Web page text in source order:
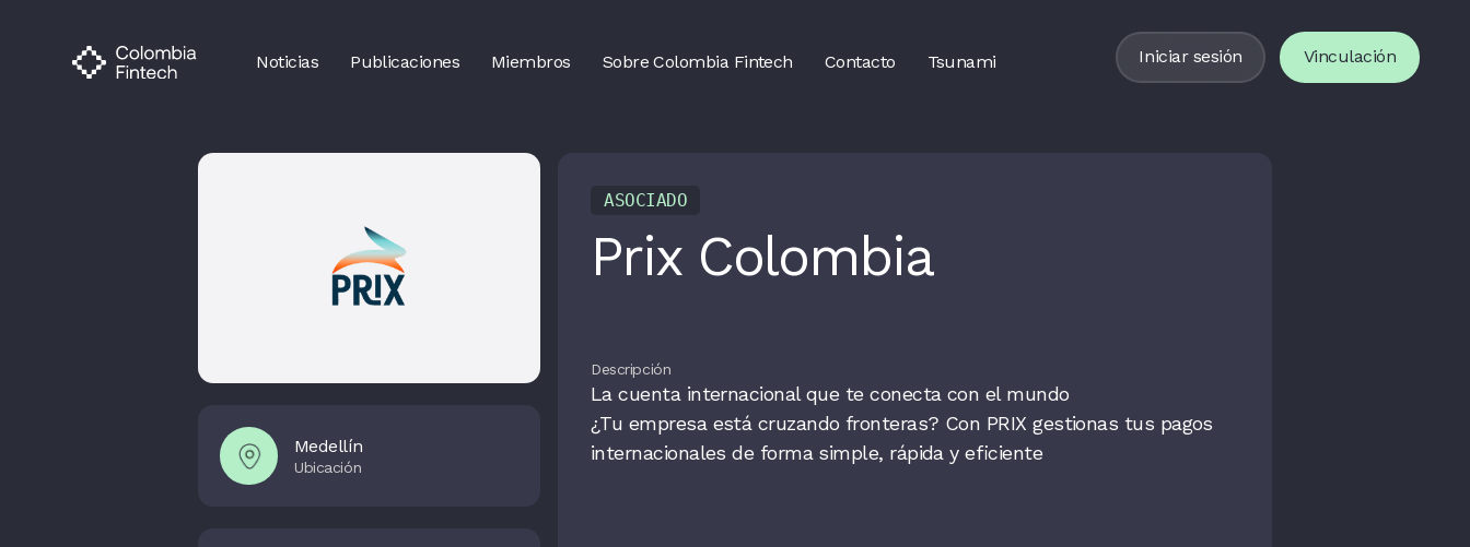
Noticias Publicaciones Miembros Sobre Colombia Fintech Contacto Tsunami Iniciar sesión Vinculación
Medellín
ASOCIADO
Prix Colombia
Descripción
La cuenta internacional que te conecta con el mundo
¿Tu empresa está cruzando fronteras? Con PRIX gestionas tus pagos
internacionales de forma simple, rápida y eficiente